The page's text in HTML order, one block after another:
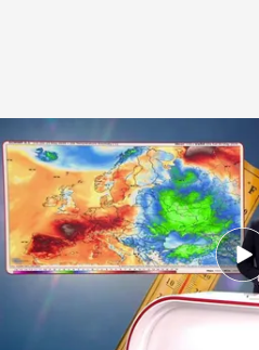
Redacción digital Noticias
26 MAY 2026 - 21:16h.
Los expertos señalan
una clara señal del
Europa.